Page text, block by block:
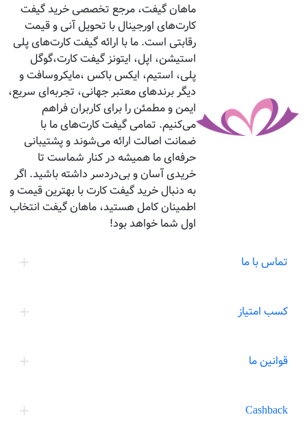
تماس با ما
کسب امتیاز
قوانین ما
Cashback
ماهان گیفت، مرجع تخصصی خرید گیفت
کارت‌های اورجینال با تحویل آنی و قیمت
رقابتی است. ما با ارائه گیفت کارت‌های پلی
استیشن، اپل، ایتونز گیفت کارت،گوگل
پلی، استیم، ایکس باکس ،مایکروسافت و
دیگر برندهای معتبر جهانی، تجربه‌ای سریع،
ایمن و مطمئن را برای کاربران فراهم
می‌کنیم. تمامی گیفت کارت‌های ما با
ضمانت اصالت ارائه می‌شوند و پشتیبانی
حرفه‌ای ما همیشه در کنار شماست تا
خریدی آسان و بی‌دردسر داشته باشید. اگر
به دنبال خرید گیفت کارت با بهترین قیمت و
اطمینان کامل هستید، ماهان گیفت انتخاب
اول شما خواهد بود!